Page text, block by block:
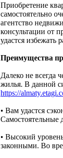
Приобретение
самостоятельно
агентство
консультации от
удастся избежать
Преимущества
Далеко не всегда
жилья. В данной
https://
• Вам удастся
Самостоятельные
• Высокий
законными. Во